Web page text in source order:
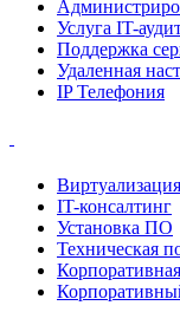
Услуга IT-
Поддержка
Удаленная
IP Телефония
Виртуализация
IT-консалтинг
Установка ПО
Техническая